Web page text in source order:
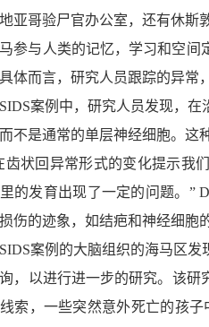
亚哥验尸官办公室，还有休斯
与人类的记忆，学习和空间
体而言，研究人员跟踪的异常
案例中，研究人员发现，在
不是通常的单层神经细胞。这
回异常形式的变化提示我们
的发育出现了一定的问题。”
伤的迹象，如结疤和神经细胞
案例的大脑组织的海马区发
，以进行进一步的研究。该研
索，一些突然意外死亡的孩